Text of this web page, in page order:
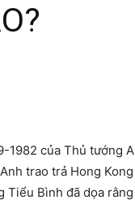
1982 của Thủ tướng
trao trả Hong
Bình đã dọa